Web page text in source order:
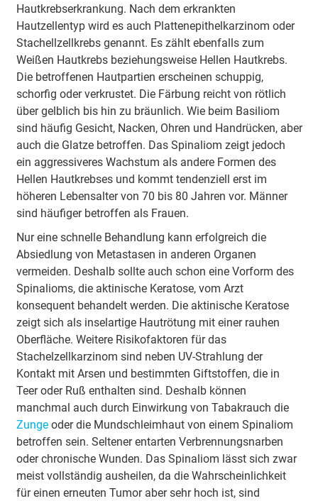
Hautkrebserkrankung. Nach dem erkrankten
Hautzellentyp wird es auch Plattenepithelkarzinom oder
Stachellzellkrebs genannt. Es zählt ebenfalls zum
Weißen Hautkrebs beziehungsweise Hellen Hautkrebs.
Die betroffenen Hautpartien erscheinen schuppig,
schorfig oder verkrustet. Die Färbung reicht von rötlich
über gelblich bis hin zu bräunlich. Wie beim Basiliom
sind häufig Gesicht, Nacken, Ohren und Handrücken, aber
auch die Glatze betroffen. Das Spinaliom zeigt jedoch
ein aggressiveres Wachstum als andere Formen des
Hellen Hautkrebses und kommt tendenziell erst im
höheren Lebensalter von 70 bis 80 Jahren vor. Männer
sind häufiger betroffen als Frauen.
Nur eine schnelle Behandlung kann erfolgreich die
Absiedlung von Metastasen in anderen Organen
vermeiden. Deshalb sollte auch schon eine Vorform des
Spinalioms, die aktinische Keratose, vom Arzt
konsequent behandelt werden. Die aktinische Keratose
zeigt sich als inselartige Hautrötung mit einer rauhen
Oberfläche. Weitere Risikofaktoren für das
Stachelzellkarzinom sind neben UV-Strahlung der
Kontakt mit Arsen und bestimmten Giftstoffen, die in
Teer oder Ruß enthalten sind. Deshalb können
manchmal auch durch Einwirkung von Tabakrauch die
Zunge oder die Mundschleimhaut von einem Spinaliom
betroffen sein. Seltener entarten Verbrennungsnarben
oder chronische Wunden. Das Spinaliom lässt sich zwar
meist vollständig ausheilen, da die Wahrscheinlichkeit
für einen erneuten Tumor aber sehr hoch ist, sind